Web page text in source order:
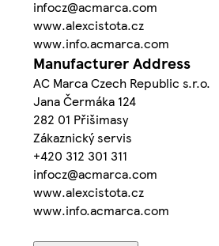
infocz@acmarca.com
www.alexcistota.cz
www.info.acmarca.com
Manufacturer Address
AC Marca Czech Republic s.r.o.
Jana Čermáka 124
282 01 Přišimasy
Zákaznický servis
+420 312 301 311
infocz@acmarca.com
www.alexcistota.cz
www.info.acmarca.com